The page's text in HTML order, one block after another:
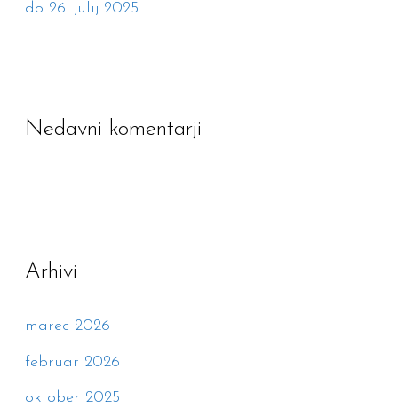
do 26. julij 2025
Nedavni komentarji
Arhivi
marec 2026
februar 2026
oktober 2025